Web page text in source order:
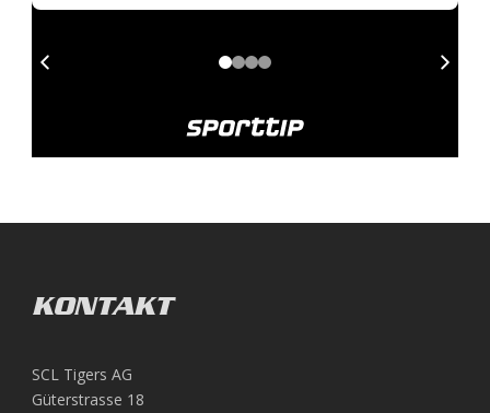
KONTAKT
SCL Tigers AG
Güterstrasse 18